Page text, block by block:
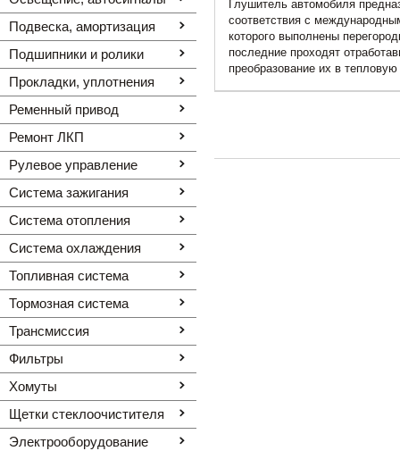
Подвеска, амортизация
Подшипники и ролики
Прокладки, уплотнения
Ременный привод
Ремонт ЛКП
Рулевое управление
Система зажигания
Система отопления
Система охлаждения
Топливная система
Тормозная система
Трансмиссия
Фильтры
Хомуты
Щетки стеклоочистителя
Электрооборудование
Глушитель автомобиля
соответствия с
которого выполнены
последние проходят
преобразование их в